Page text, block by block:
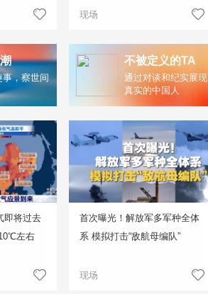
现场
事，察世间
不被定义的TA
通过对谈和纪实展现
真实的中国人
即将过去
左右
首次曝光！解放军多军种全体
系 模拟打击“敌航母编队”
现场